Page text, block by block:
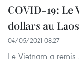
COVID-19: Le
dollars au Laos
04/05/2021 08:27
Le Vietnam a